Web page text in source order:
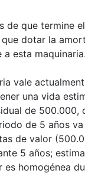
de que termine
dotar la
esta maquinaria.
vale
una vida
de 500.000,
de 5 años
de valor
5 años;
es homogénea